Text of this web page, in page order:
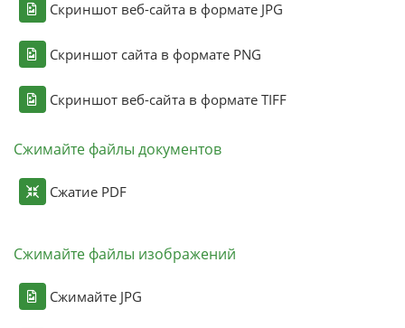
Скриншот веб-сайта в формате JPG
Скриншот сайта в формате PNG
Скриншот веб-сайта в формате TIFF
Сжимайте файлы документов
Сжатие PDF
Сжимайте файлы изображений
Сжимайте JPG